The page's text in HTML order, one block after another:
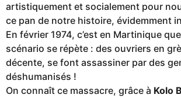
artistiquement et socialement pour
ce pan de notre histoire, évidemment
En février 1974, c’est en Martinique
scénario se répète : des ouvriers en
décente, se font assassiner par des
déshumanisés !
On connaît ce massacre, grâce à Kolo